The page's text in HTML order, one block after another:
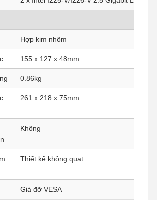
nghiệp
lửaHợp kim nhôm
155 x 127 x 48mm
0.86kg
261 x 218 x 75mm
Không
Thiết kế không quạt
Giá đỡ VESA